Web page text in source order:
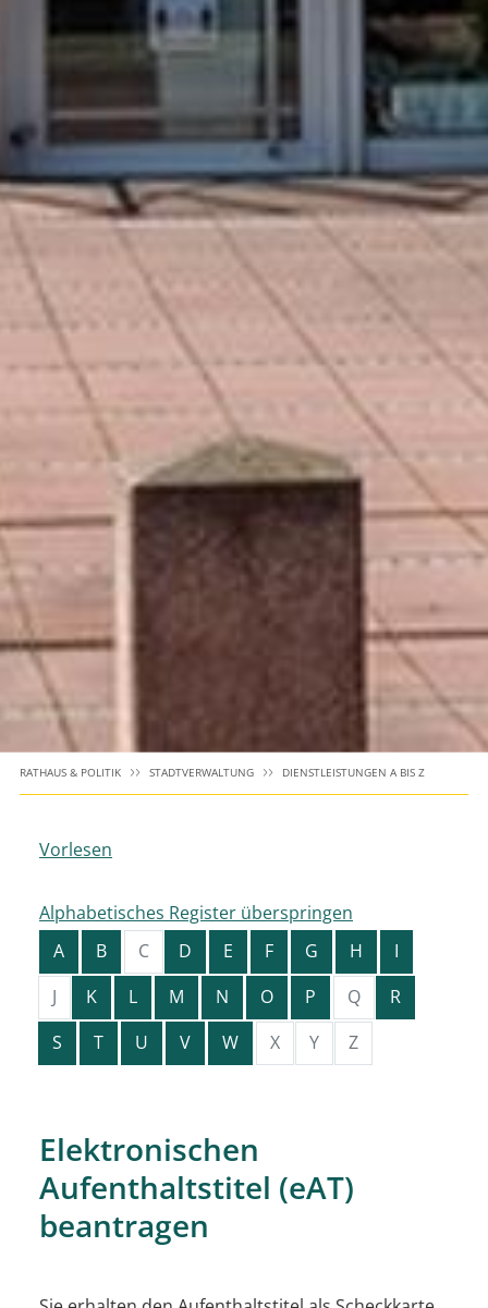
RATHAUS & POLITIK STADTVERWALTUNG DIENSTLEISTUNGEN A BIS Z
Vorlesen
Alphabetisches Register überspringen
A
B C D E F G H
I
J
K L M N O P Q
R
S
T U V W X Y Z
Elektronischen
Aufenthaltstitel (eAT)
beantragen